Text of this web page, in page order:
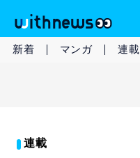
新着 マンガ 連載
連載